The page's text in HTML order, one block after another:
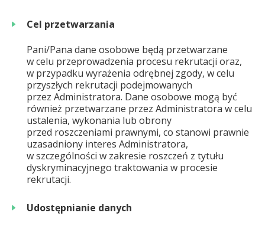
Cel przetwarzania
Pani/Pana dane osobowe będą przetwarzane
w celu przeprowadzenia procesu rekrutacji oraz,
w przypadku wyrażenia odrębnej zgody, w celu
przyszłych rekrutacji podejmowanych
przez Administratora. Dane osobowe mogą być
również przetwarzane przez Administratora w celu
ustalenia, wykonania lub obrony
przed roszczeniami prawnymi, co stanowi prawnie
uzasadniony interes Administratora,
w szczególności w zakresie roszczeń z tytułu
dyskryminacyjnego traktowania w procesie
rekrutacji.
Udostępnianie danych